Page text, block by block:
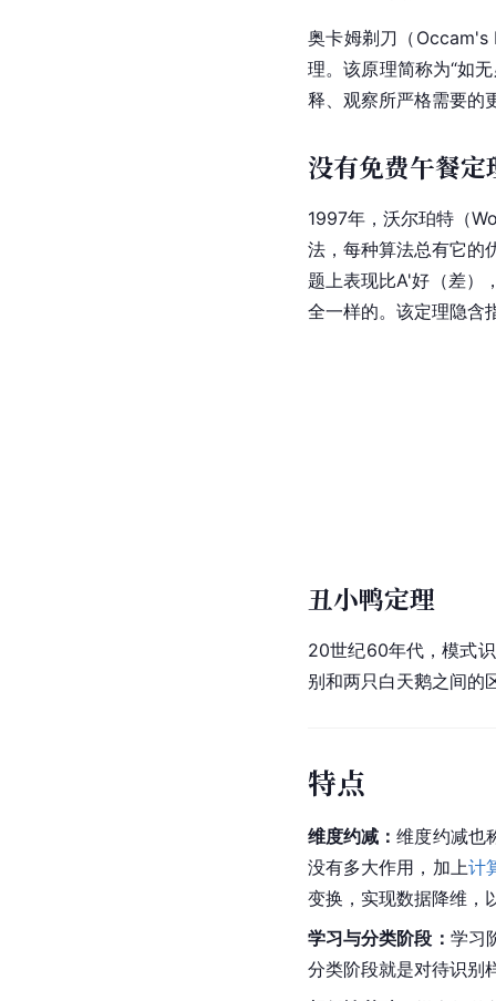
奥卡姆剃刀（Occam's
理。该原理简称为“如
释、观察所严格需要的
没有免费午餐定
1997年，沃尔珀特（
法，每种算法总有它的
题上表现比A'好（差）
全一样的。该定理隐含
丑小鸭定理
20世纪60年代，模式
别和两只白天鹅之间的
特点
维度约减：维度约减也
没有多大作用，加上计
变换，实现数据降维，
学习与分类阶段： 学习
分类阶段就是对待识别